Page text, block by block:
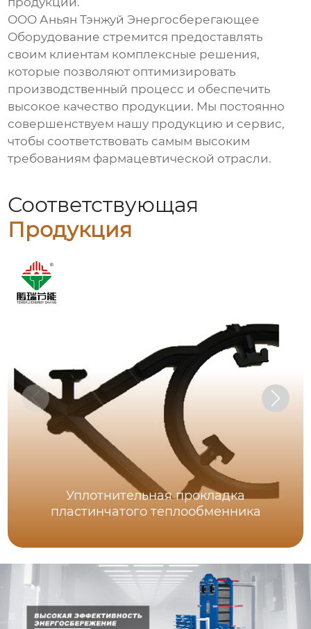
ООО Аньян Тэнжуй Энергосберегающее
Оборудование стремится предоставлять
своим клиентам комплексные решения,
которые позволяют оптимизировать
производственный процесс и обеспечить
высокое качество продукции. Мы постоянно
совершенствуем нашу продукцию и сервис,
чтобы соответствовать самым высоким
требованиям фармацевтической отрасли.
Соответствующая
Продукция
Уплотнительная прокладка
пластинчатого теплообменника